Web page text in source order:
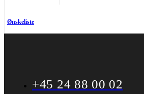
Ønskeliste
+45 24 88 00 02